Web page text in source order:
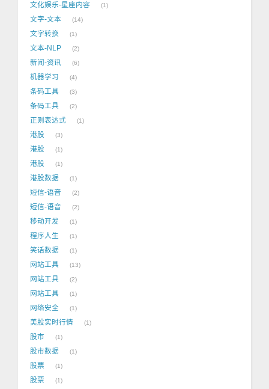
文化娱乐-星座内容 1
文字-文本 14
文字转换 1
文本-NLP 2
新闻-资讯 6
机器学习 4
条码工具 3
条码工具 2
正则表达式 1
港股 3
港股 1
港股 1
港股数据 1
短信-语音 2
短信-语音 2
移动开发 1
程序人生 1
笑话数据 1
网站工具 13
网站工具 2
网站工具 1
网络安全 1
美股实时行情 1
股市 1
股市数据 1
股票 1
股票 1